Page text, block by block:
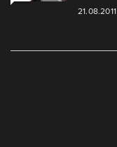
21.08.2011